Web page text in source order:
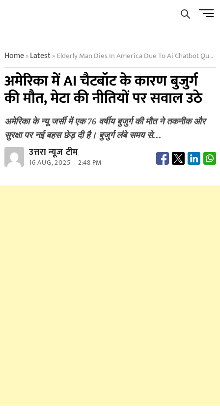
Menu
Home»Latest»Elderly Man Dies In America Due To Ai Chatbot Questions Raised On Metas Policies
अमेरिका में AI चैटबॉट के कारण बुजुर्ग
की मौत, मेटा की नीतियों पर सवाल उठे
अमेरिका के न्यू जर्सी में एक 76 वर्षीय बुजुर्ग की मौत ने तकनीक और
सुरक्षा पर नई बहस छेड़ दी है। बुजुर्ग लंबे समय से…
उत्तरा न्यूज टीम
16 AUG, 2025 2:48 PM